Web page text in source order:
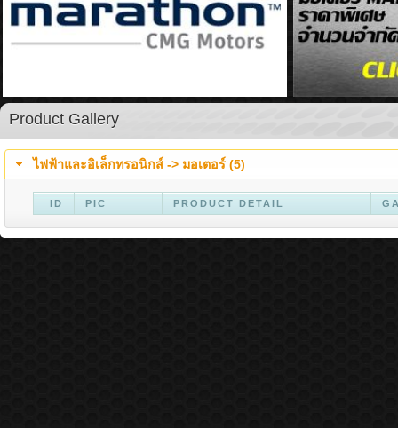
Product Gallery
ไฟฟ้าและอิเล็กทรอนิกส์ -> มอเตอร์ (5)
ID PIC PRODUCT DETAIL